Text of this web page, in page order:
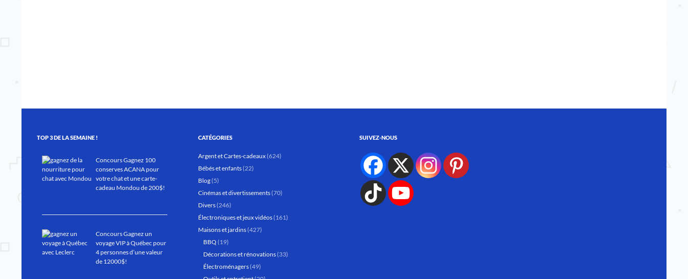
TOP 3 DE LA SEMAINE !
Concours Gagnez 100
conserves ACANA pour
votre chat et une carte-
cadeau Mondou de 200$!
Concours Gagnez un
voyage VIP à Québec pour
4 personnes d’une valeur
de 12000$!
CATÉGORIES
Argent et Cartes-cadeaux(624)
Bébés et enfants(22)
Blog(5)
Cinémas et divertissements(70)
Divers(246)
Électroniques et jeux vidéos(161)
Maisons et jardins(427)
BBQ (19)
Décorations et rénovations(33)
Électroménagers(49)
SUIVEZ-NOUS